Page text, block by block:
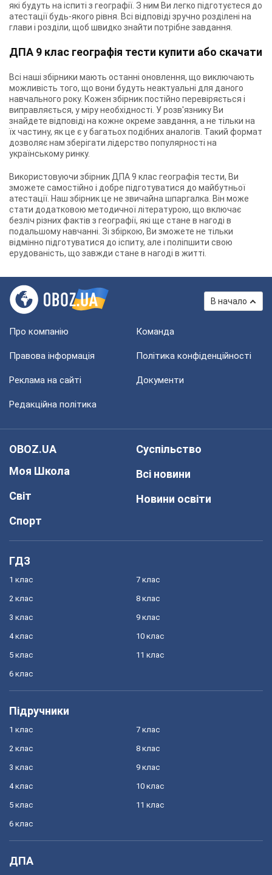
які будуть на іспиті з географії. З ним Ви легко підготуєтеся до
атестації будь-якого рівня. Всі відповіді зручно розділені на
глави і розділи, щоб швидко знайти потрібне завдання.
ДПА 9 клас географія тести купити або скачати
Всі наші збірники мають останні оновлення, що виключають
можливість того, що вони будуть неактуальні для даного
навчального року. Кожен збірник постійно перевіряється і
виправляється, у міру необхідності. У розв'язнику Ви
знайдете відповіді на кожне окреме завдання, а не тільки на
їх частину, як це є у багатьох подібних аналогів. Такий формат
дозволяє нам зберігати лідерство популярності на
українському ринку.
Використовуючи збірник ДПА 9 клас географія тести, Ви
зможете самостійно і добре підготуватися до майбутньої
атестації. Наш збірник це не звичайна шпаргалка. Він може
стати додатковою методичної літературою, що включає
безліч різних фактів з географії, які ще стане в нагоді в
подальшому навчанні. Зі збіркою, Ви зможете не тільки
відмінно підготуватися до іспиту, але і поліпшити свою
ерудованість, що завжди стане в нагоді в житті.
В начало
Про компанію Команда
Правова інформація Політика конфіденційності
Реклама на сайті Документи
Редакційна політика
OBOZ.UA
Моя Школа
Світ
Спорт
Суспільство
Всі новини
Новини освіти
ГДЗ
1 клас
2 клас
3 клас
4 клас
5 клас
6 клас
7 клас
8 клас
9 клас
10 клас
11 клас
Підручники
1 клас
2 клас
3 клас
4 клас
5 клас
6 клас
7 клас
8 клас
9 клас
10 клас
11 клас
ДПА